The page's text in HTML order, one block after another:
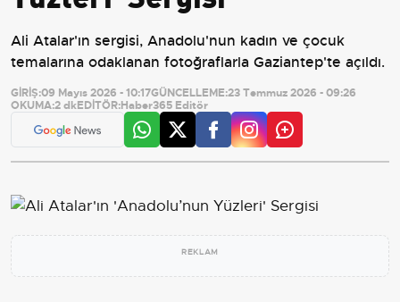
Ali Atalar'ın sergisi, Anadolu'nun kadın ve çocuk
temalarına odaklanan fotoğraflarla Gaziantep'te açıldı.
GİRİŞ:09 Mayıs 2026 - 10:17GÜNCELLEME:23 Temmuz 2026 - 09:26
OKUMA:2 dkEDİTÖR:Haber365 Editör
REKLAM